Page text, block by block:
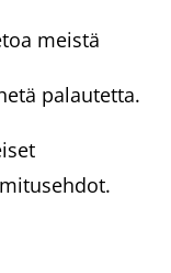
meistä
palautetta.